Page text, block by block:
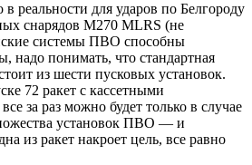
реальности для ударов по Белгороду
снарядов M270 MLRS (не
системы ПВО способны
надо понимать, что стандартная
из шести пусковых установок.
72 ракет с кассетными
за раз можно будет только в случае
установок ПВО — и
из ракет накроет цель, все равно